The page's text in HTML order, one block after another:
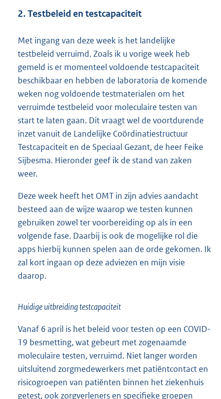
2. Testbeleid en testcapaciteit
Met ingang van deze week is het landelijke
testbeleid verruimd. Zoals ik u vorige week heb
gemeld is er momenteel voldoende testcapaciteit
beschikbaar en hebben de laboratoria de komende
weken nog voldoende testmaterialen om het
verruimde testbeleid voor moleculaire testen van
start te laten gaan. Dit vraagt wel de voortdurende
inzet vanuit de Landelijke Coördinatiestructuur
Testcapaciteit en de Speciaal Gezant, de heer Feike
Sijbesma. Hieronder geef ik de stand van zaken
weer.
Deze week heeft het OMT in zijn advies aandacht
besteed aan de wijze waarop we testen kunnen
gebruiken zowel ter voorbereiding op als in een
volgende fase. Daarbij is ook de mogelijke rol die
apps hierbij kunnen spelen aan de orde gekomen. Ik
zal kort ingaan op deze adviezen en mijn visie
daarop.
Huidige uitbreiding testcapaciteit
Vanaf 6 april is het beleid voor testen op een COVID-
19 besmetting, wat gebeurt met zogenaamde
moleculaire testen, verruimd. Niet langer worden
uitsluitend zorgmedewerkers met patiëntcontact en
risicogroepen van patiënten binnen het ziekenhuis
getest, ook zorgverleners en specifieke groepen